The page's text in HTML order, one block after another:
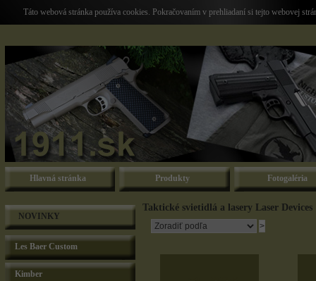
Táto webová stránka používa cookies. Pokračovaním v prehliadaní si tejto webovej
Hlavná stránka Produkty Fotogaléria
NOVINKY
Les Baer Custom
Kimber
Taktické svietidlá a lasery Laser Devices